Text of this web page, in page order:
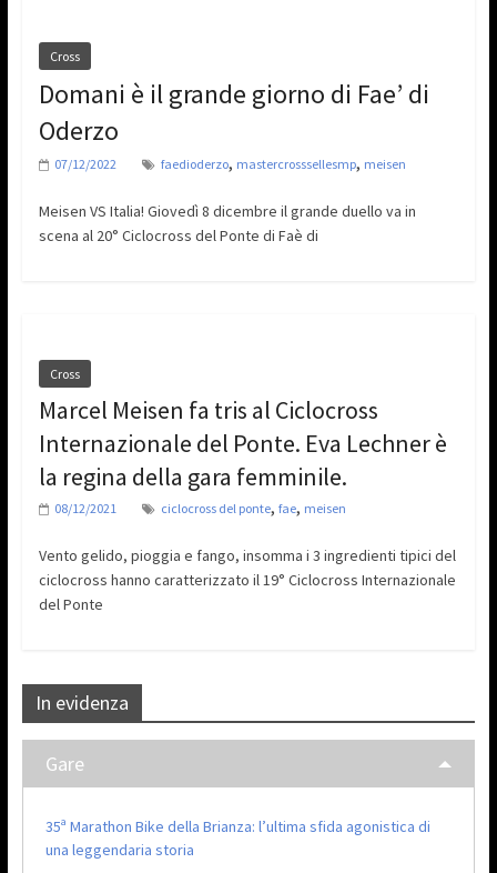
Cross
Domani è il grande giorno di Fae’ di
Oderzo
07/12/2022 faedioderzo, mastercrosssellesmp, meisen
Meisen VS Italia! Giovedì 8 dicembre il grande duello va in
scena al 20° Ciclocross del Ponte di Faè di
Cross
Marcel Meisen fa tris al Ciclocross
Internazionale del Ponte. Eva Lechner è
la regina della gara femminile.
08/12/2021 ciclocross del ponte, fae, meisen
Vento gelido, pioggia e fango, insomma i 3 ingredienti tipici del
ciclocross hanno caratterizzato il 19° Ciclocross Internazionale
del Ponte
In evidenza
Gare
35ª Marathon Bike della Brianza: l’ultima sfida agonistica di
una leggendaria storia